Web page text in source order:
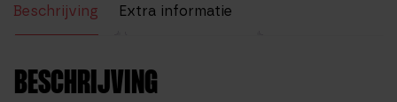
Beschrijving
Extra informatie
BESCHRIJVING